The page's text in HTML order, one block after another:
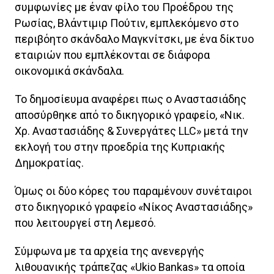
συμφωνίες με έναν φίλο του Προέδρου της
Ρωσίας, Βλάντιμιρ Πούτιν, εμπλεκόμενο στο
περιβόητο σκάνδαλο Μαγκνίτσκι, με ένα δίκτυο
εταιριών που εμπλέκονται σε διάφορα
οικονομικά σκάνδαλα.
Το δημοσίευμα αναφέρει πως ο Αναστασιάδης
αποσύρθηκε από το δικηγορικό γραφείο, «Νικ.
Χρ. Αναστασιάδης & Συνεργάτες LLC» μετά την
εκλογή του στην προεδρία της Κυπριακής
Δημοκρατίας.
Όμως οι δύο κόρες του παραμένουν συνέταιροι
στο δικηγορικό γραφείο «Νίκος Αναστασιάδης»
που λειτουργεί στη Λεμεσό.
Σύμφωνα με τα αρχεία της ανενεργής
λιθουανικής τράπεζας «Ukio Bankas» τα οποία